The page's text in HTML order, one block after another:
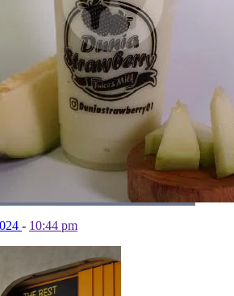
- 10:44 pm